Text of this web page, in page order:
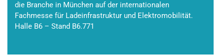
die Branche in München auf der internationalen
Fachmesse für Ladeinfrastruktur und Elektromobilität.
Halle B6 – Stand B6.771